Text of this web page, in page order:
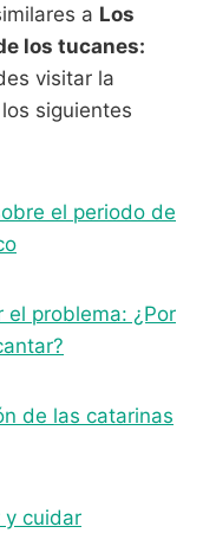
a Los
los tucanes:
visitar la
siguientes
el periodo de
el problema: ¿Por
de las catarinas
y cuidar